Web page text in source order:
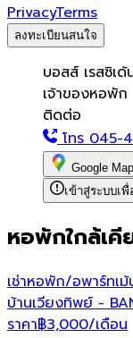
PrivacyTerms
ลงทะเบียนสนใจ
บอสส์ เรสซิเด้
เจ้าของหอพัก
ติดต่อ
โทร045-
Google Map
เข้าสู่ระบบเ
หอพักใกล้เคี
เช่าหอพัก/อพาร์ทเม้
บ้านเวียงทิพย์ -
ราคา฿3,000/เดือน